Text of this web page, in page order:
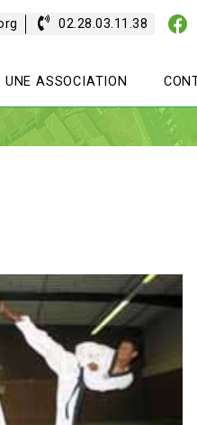
02.28.03.11.38
UNE ASSOCIATION